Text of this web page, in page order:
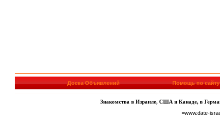
Доска Объявлений Помощь по сайту
Знакомства в Израиле, США и Канаде, в
=www.date-